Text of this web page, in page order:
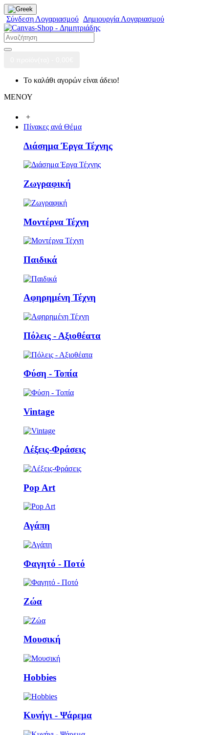
Σύνδεση Λογαριασμού Δημιουργία Λογαριασμού
Το καλάθι αγορών είναι άδειο!
ΜΕΝΟΥ
+
Πίνακες ανά Θέμα
Διάσημα Έργα Τέχνης
Ζωγραφική
Μοντέρνα Τέχνη
Παιδικά
Αφηρημένη Τέχνη
Πόλεις - Αξιοθέατα
Φύση - Τοπία
Vintage
Λέξεις-Φράσεις
Pop Art
Αγάπη
Φαγητό - Ποτό
Ζώα
Μουσική
Ηobbies
Κυνήγι - Ψάρεμα